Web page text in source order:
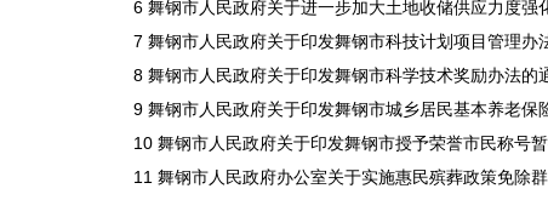
6 舞钢市人民政府关于进一步加大土地收储供应力度
7 舞钢市人民政府关于印发舞钢市科技计划项目管理
8 舞钢市人民政府关于印发舞钢市科学技术奖励办法
9 舞钢市人民政府关于印发舞钢市城乡居民基本养老
10 舞钢市人民政府关于印发舞钢市授予荣誉市民称号
11 舞钢市人民政府办公室关于实施惠民殡葬政策免除